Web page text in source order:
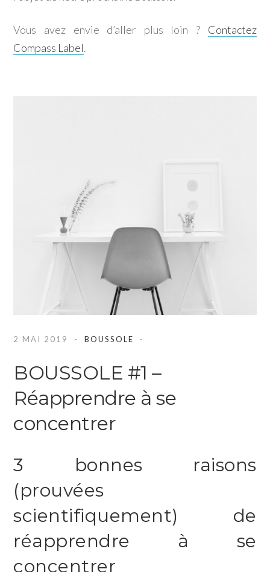
Vous avez envie d’aller plus loin ? Contactez
Compass Label.
2 MAI 2019 BOUSSOLE
BOUSSOLE #1 –
Réapprendre à se
concentrer
3 bonnes raisons
(prouvées
scientifiquement) de
réapprendre à se
concentrer